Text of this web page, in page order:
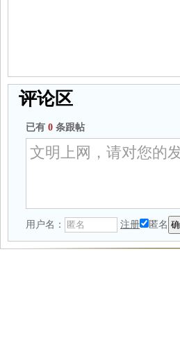
评论区
已有 0 条跟帖
用户名： 注册 匿名